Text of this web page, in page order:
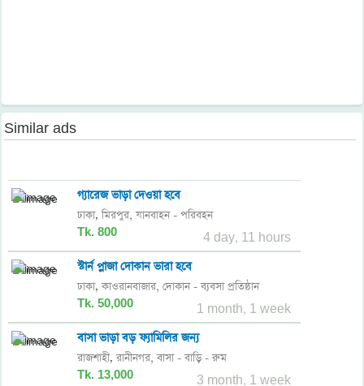
Similar ads
গ্যারেজ ভাড়া দেওয়া হবে
ঢাকা,মিরপুর, যানবাহন - পরিবহন
Tk. 800 4 day, 11 hours
স্টার্ন প্লাজা দোকান ভারা হবে
ঢাকা,কাওরানবাজার, দোকান - ব্যবসা প্রতিষ্ঠান
Tk. 50,000 1 month, 1 week
বাসা ভাড়া বড় ফ্যামিলির জন্য
রাজশাহী,রানীনগর, বাসা - বাড়ি - রুম
Tk. 13,000 3 month, 1 week